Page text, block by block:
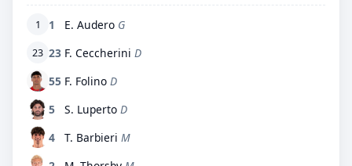
1 1 E. Audero G
23 23 F. Ceccherini D
55 F. Folino D
5
S. Luperto D
4
T. Barbieri M